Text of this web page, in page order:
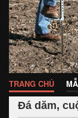
TRANG CHỦ
Đá dăm,